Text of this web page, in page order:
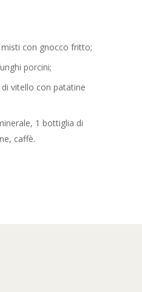
con gnocco fritto;
porcini;
vitello con patatine
1 bottiglia di
caffè.